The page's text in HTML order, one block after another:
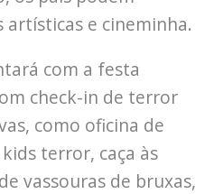
artísticas e cineminha.
com a festa
check-in de terror
como oficina de
terror, caça às
vassouras de bruxas,